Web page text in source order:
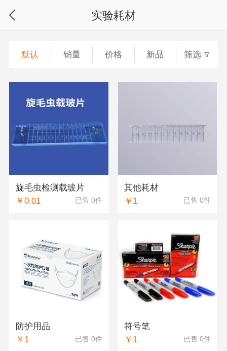
实验耗材
默认 销量 价格 新品 筛选
旋毛虫检测载玻片
￥0.01
已售 0件
其他耗材
￥1
已售 0件
防护用品
￥1
已售 0件
符号笔
￥1
已售 0件